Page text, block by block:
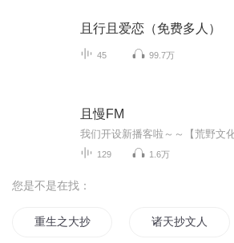
且行且爱恋（免费多人）
45 99.7万
且慢FM
129 1.6万
您是不是在找：
重生之大抄袭王 诸天抄文人